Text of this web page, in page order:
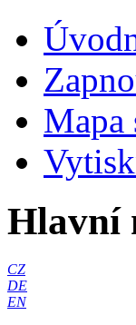
Mapa
Hlavní
CZ
DE
EN